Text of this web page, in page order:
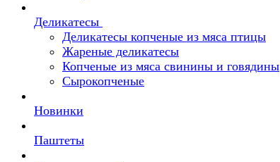
Деликатесы
Деликатесы копченые из мяса птицы
Жареные деликатесы
Копченые из мяса свинины и говядины
Сырокопченые
Новинки
Паштеты